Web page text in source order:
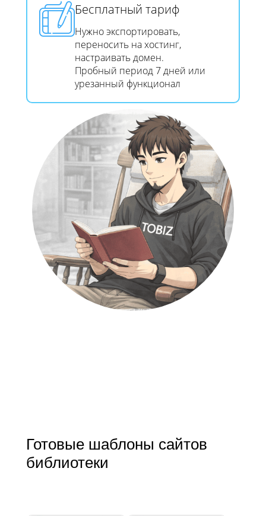
Бесплатный тариф
Нужно экспортировать,
переносить на хостинг,
настраивать домен.
Пробный период 7 дней или
урезанный функционал
Готовые шаблоны сайтов
библиотеки